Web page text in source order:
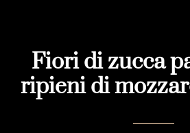
Fiori di zucca
ripieni di